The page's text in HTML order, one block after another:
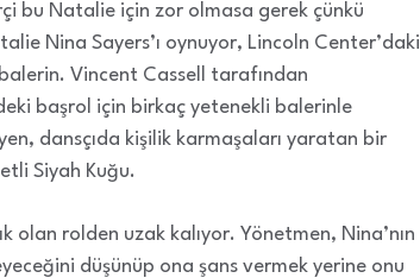
bu Natalie için zor olmasa gerek çünkü
Nina Sayers’ı oynuyor, Lincoln Center’daki
Vincent Cassell tarafından
başrol için birkaç yetenekli balerinle
dansçıda kişilik karmaşaları yaratan bir
Siyah Kuğu.
olan rolden uzak kalıyor. Yönetmen, Nina’nın
düşünüp ona şans vermek yerine onu